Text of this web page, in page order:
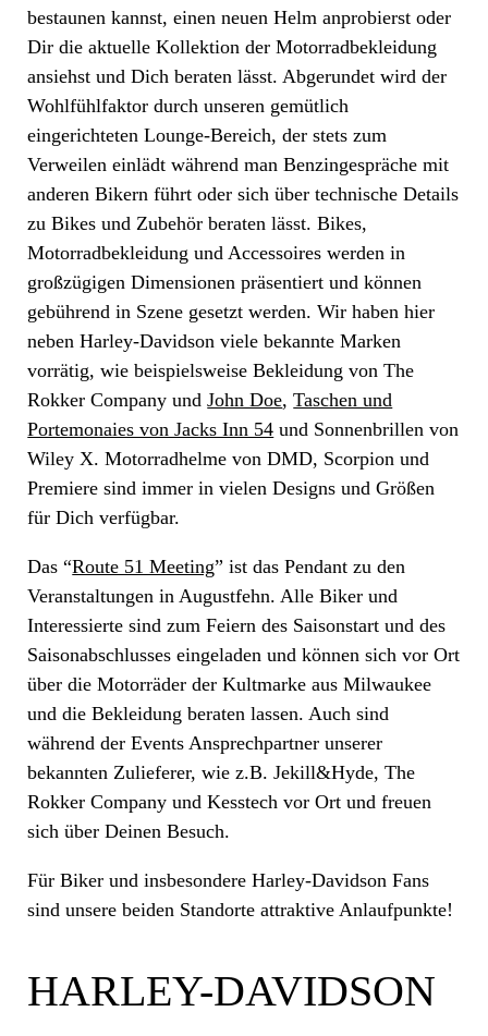
bestaunen kannst, einen neuen Helm anprobierst oder
Dir die aktuelle Kollektion der Motorradbekleidung
ansiehst und Dich beraten lässt. Abgerundet wird der
Wohlfühlfaktor durch unseren gemütlich
eingerichteten Lounge-Bereich, der stets zum
Verweilen einlädt während man Benzingespräche mit
anderen Bikern führt oder sich über technische Details
zu Bikes und Zubehör beraten lässt. Bikes,
Motorradbekleidung und Accessoires werden in
großzügigen Dimensionen präsentiert und können
gebührend in Szene gesetzt werden. Wir haben hier
neben Harley-Davidson viele bekannte Marken
vorrätig, wie beispielsweise Bekleidung von The
Rokker Company undJohn Doe,Taschen und
Portemonaies von Jacks Inn 54 und Sonnenbrillen von
Wiley X. Motorradhelme von DMD, Scorpion und
Premiere sind immer in vielen Designs und Größen
für Dich verfügbar.
Das “Route 51 Meeting” ist das Pendant zu den
Veranstaltungen in Augustfehn. Alle Biker und
Interessierte sind zum Feiern des Saisonstart und des
Saisonabschlusses eingeladen und können sich vor Ort
über die Motorräder der Kultmarke aus Milwaukee
und die Bekleidung beraten lassen. Auch sind
während der Events Ansprechpartner unserer
bekannten Zulieferer, wie z.B. Jekill&Hyde, The
Rokker Company und Kesstech vor Ort und freuen
sich über Deinen Besuch.
Für Biker und insbesondere Harley-Davidson Fans
sind unsere beiden Standorte attraktive Anlaufpunkte!
HARLEY-DAVIDSON